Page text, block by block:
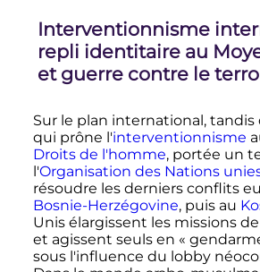
Interventionnisme
repli identitaire au
et guerre contre le
Sur le plan international,
qui prône l'interventionnisme
Droits de l'homme, portée un
l'Organisation des Nations
résoudre les derniers conflits
Bosnie-Herzégovine, puis au
Unis élargissent les missions
et agissent seuls en «
sous l'influence du lobby